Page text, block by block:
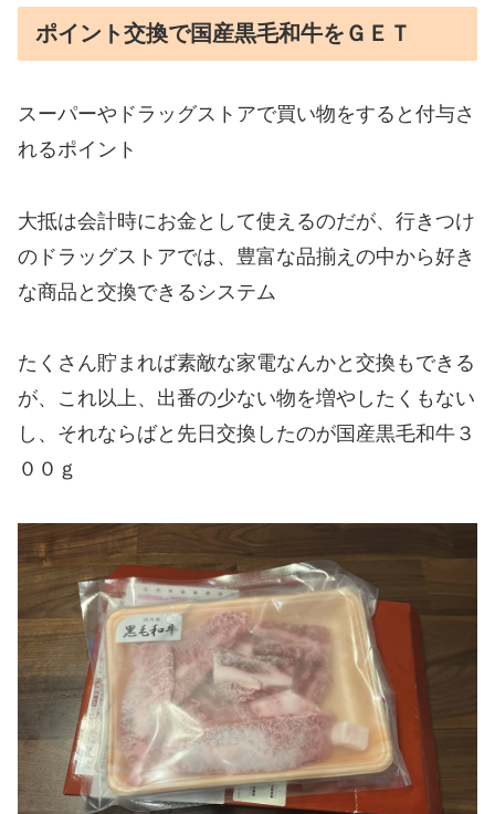
ポイント交換で国産黒毛和牛をＧＥＴ
スーパーやドラッグストアで買い物をすると付与さ
れるポイント
大抵は会計時にお金として使えるのだが、行きつけ
のドラッグストアでは、豊富な品揃えの中から好き
な商品と交換できるシステム
たくさん貯まれば素敵な家電なんかと交換もできる
が、これ以上、出番の少ない物を増やしたくもない
し、それならばと先日交換したのが国産黒毛和牛３
００ｇ